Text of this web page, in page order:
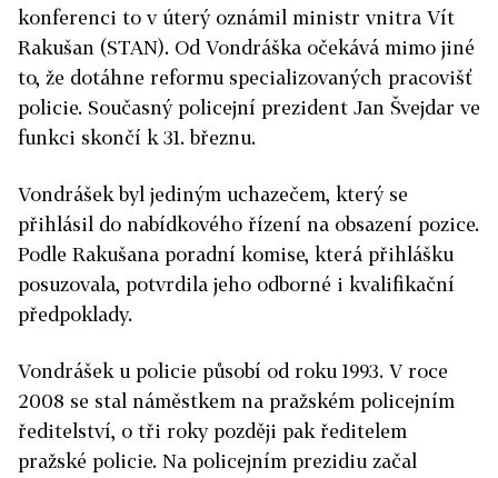
konferenci to v úterý oznámil ministr vnitra Vít
Rakušan (STAN). Od Vondráška očekává mimo jiné
to, že dotáhne reformu specializovaných pracovišť
policie. Současný policejní prezident Jan Švejdar ve
funkci skončí k 31. březnu.
Vondrášek byl jediným uchazečem, který se
přihlásil do nabídkového řízení na obsazení pozice.
Podle Rakušana poradní komise, která přihlášku
posuzovala, potvrdila jeho odborné i kvalifikační
předpoklady.
Vondrášek u policie působí od roku 1993. V roce
2008 se stal náměstkem na pražském policejním
ředitelství, o tři roky později pak ředitelem
pražské policie. Na policejním prezidiu začal